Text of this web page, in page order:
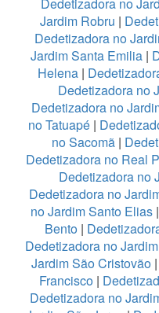
Jardim Robru |
Dedetizadora no
Jardim Santa Emilia|
Helena|
Dedetizadora no
Dedetizadora no
no Tatuapé|
no Sacomã|
Dedetizadora no Real
Dedetizadora no
Dedetizadora no
no Jardim Santo Elias|
Bento|
Dedetizadora no
Jardim São Cristovão |
Francisco |
Dedetizadora no